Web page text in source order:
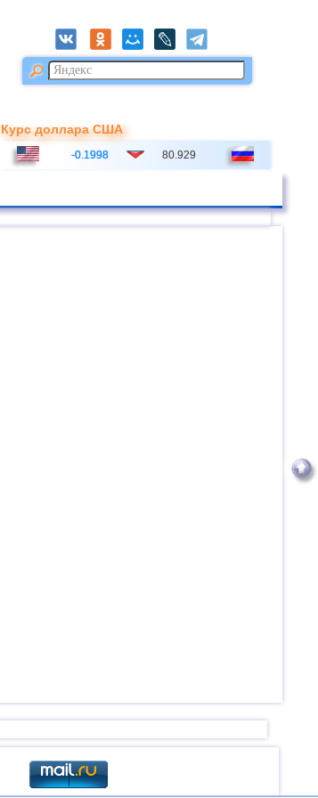
Курс доллара США
-0.1998 80.929